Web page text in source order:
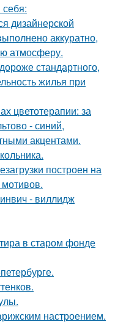
дизайнерской
аккуратно,
атмосферу.
стандартного,
жилья при
цветотерапии: за
- синий,
акцентами.
построен на
- виллидж
в старом фонде
настроением.